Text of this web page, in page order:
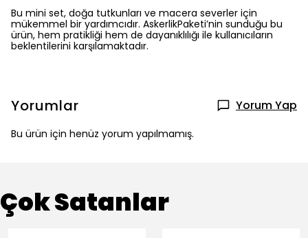
Bu mini set, doğa tutkunları ve macera severler için
mükemmel bir yardımcıdır. AskerlikPaketi’nin sunduğu bu
ürün, hem pratikliği hem de dayanıklılığı ile kullanıcıların
beklentilerini karşılamaktadır.
Yorumlar Yorum Yap
Bu ürün için henüz yorum yapılmamış.
Çok Satanlar